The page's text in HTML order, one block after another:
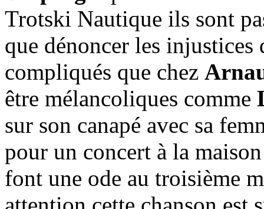
Trotski Nautique ils sont
que dénoncer les
compliqués que chez
être mélancoliques comme
sur son canapé avec sa
pour un concert à la
font une ode au troisième